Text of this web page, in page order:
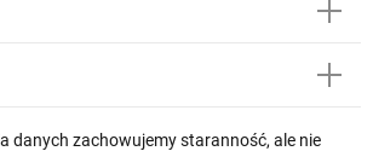
danych zachowujemy staranność, ale nie